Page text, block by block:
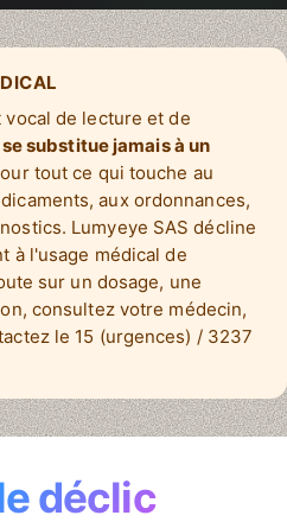
vocal de lecture et de
se substitue jamais à un
tout ce qui touche au
aux ordonnances,
Lumyeye SAS décline
à l'usage médical de
sur un dosage, une
consultez votre médecin,
le 15 (urgences) / 3237
déclic